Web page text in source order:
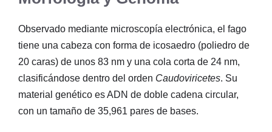
Observado mediante microscopía electrónica, el fago
tiene una cabeza con forma de icosaedro (poliedro de
20 caras) de unos 83 nm y una cola corta de 24 nm,
clasificándose dentro del orden Caudoviricetes. Su
material genético es ADN de doble cadena circular,
con un tamaño de 35,961 pares de bases.